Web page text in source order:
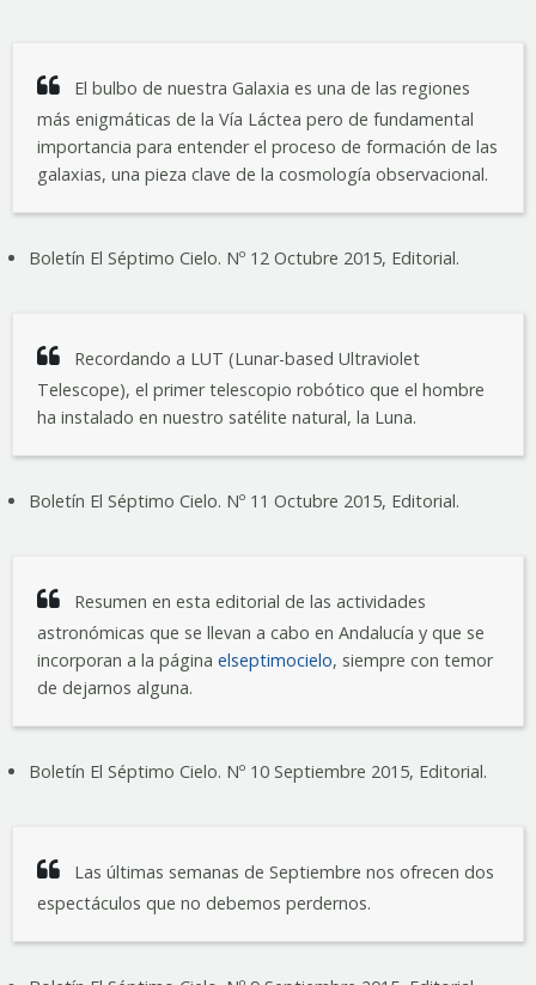
El bulbo de nuestra Galaxia es una de las regiones
más enigmáticas de la Vía Láctea pero de fundamental
importancia para entender el proceso de formación de las
galaxias, una pieza clave de la cosmología observacional.
Boletín El Séptimo Cielo. Nº 12 Octubre 2015, Editorial.
Recordando a LUT (Lunar-based Ultraviolet
Telescope), el primer telescopio robótico que el hombre
ha instalado en nuestro satélite natural, la Luna.
Boletín El Séptimo Cielo. Nº 11 Octubre 2015, Editorial.
Resumen en esta editorial de las actividades
astronómicas que se llevan a cabo en Andalucía y que se
incorporan a la página elseptimocielo, siempre con temor
de dejarnos alguna.
Boletín El Séptimo Cielo. Nº 10 Septiembre 2015, Editorial.
Las últimas semanas de Septiembre nos ofrecen dos
espectáculos que no debemos perdernos.